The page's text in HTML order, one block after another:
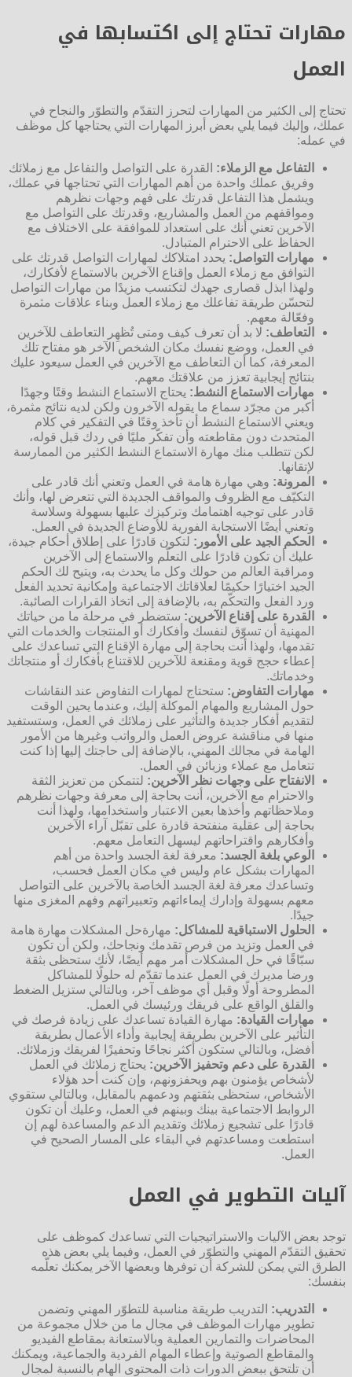
مهارات تحتاج إلى اكتسابها في
العمل
تحتاج إلى الكثير من المهارات لتحرز التقدّم والتطوّر والنجاح في
عملك، وإليك فيما يلي بعض أبرز المهارات التي يحتاجها كل موظف
في عمله:
التفاعل مع الزملاء: القدرة على التواصل والتفاعل مع زملائك
وفريق عملك واحدة من أهم المهارات التي تحتاجها في عملك،
ويشمل هذا التفاعل قدرتك على فهم وجهات نظرهم
ومواقفهم من العمل والمشاريع، وقدرتك على التواصل مع
الآخرين تعني أنك على استعداد للموافقة على الاختلاف مع
الحفاظ على الاحترام المتبادل.
مهارات التواصل: يحدد امتلاكك لمهارات التواصل قدرتك على
التوافق مع زملاء العمل وإقناع الآخرين بالاستماع لأفكارك،
ولهذا ابذل قصارى جهدك لتكتسب مزيدًا من مهارات التواصل
لتحسّن طريقة تفاعلك مع زملاء العمل وبناء علاقات مثمرة
وفعّالة معهم.
التعاطف: لا بد أن تعرف كيف ومتى تُظهِر التعاطف للآخرين
في العمل، ووضع نفسك مكان الشخص الآخر هو مفتاح تلك
المعرفة، كما أن التعاطف مع الآخرين في العمل سيعود عليك
بنتائج إيجابية تعزز من علاقتك معهم.
مهارات الاستماع النشط: يحتاج الاستماع النشط وقتًا وجهدًا
أكبر من مجرّد سماع ما يقوله الآخرون ولكن لديه نتائج مثمرة،
ويعني الاستماع النشط أن تأخذ وقتًا في التفكير في كلام
المتحدث دون مقاطعته وأن تفكّر مليًا في ردك قبل قوله،
لكن تتطلب منك مهارة الاستماع النشط الكثير من الممارسة
لإتقانها.
المرونة: وهي مهارة هامة في العمل وتعني أنك قادر على
التكيّف مع الظروف والمواقف الجديدة التي تتعرض لها، وأنك
قادر على توجيه اهتمامك وتركيزك عليها بسهولة وسلاسة
وتعني أيضًا الاستجابة الفورية للأوضاع الجديدة في العمل.
الحكم الجيد على الأمور: لتكون قادرًا على إطلاق أحكام جيدة،
عليك أن تكون قادرًا على التعلّم والاستماع إلى الآخرين
ومراقبة العالم من حولك وكل ما يحدث به، ويتيح لك الحكم
الجيد اختيارًا حكيمًا لعلاقاتك الاجتماعية وإمكانية تحديد الفعل
ورد الفعل والتحكّم به، بالإضافة إلى اتخاذ القرارات الصائبة.
القدرة على إقناع الآخرين: ستضطر في مرحلة ما من حياتك
المهنية أن تسوّق لنفسك وأفكارك أو المنتجات والخدمات التي
تقدمها، ولهذا أنت بحاجة إلى مهارة الإقناع التي تساعدك على
إعطاء حجج قوية ومقنعة للآخرين للاقتناع بأفكارك أو منتجاتك
وخدماتك.
مهارات التفاوض: ستحتاج لمهارات التفاوض عند النقاشات
حول المشاريع والمهام الموكلة إليك، وعندما يحين الوقت
لتقديم أفكار جديدة والتأثير على زملائك في العمل، وستستفيد
منها في مناقشة عروض العمل والرواتب وغيرها من الأمور
الهامة في مجالك المهني، بالإضافة إلى حاجتك إليها إذا كنت
تتعامل مع عملاء وزبائن في العمل.
الانفتاح على وجهات نظر الآخرين: لتتمكن من تعزيز الثقة
والاحترام مع الآخرين، أنت بحاجة إلى معرفة وجهات نظرهم
وملاحظاتهم وأخذها بعين الاعتبار واستخدامها، ولهذا أنت
بحاجة إلى عقلية منفتحة قادرة على تقبّل آراء الآخرين
وأفكارهم واقتراحاتهم ليسهل التعامل معهم.
الوعي بلغة الجسد: معرفة لغة الجسد واحدة من أهم
المهارات بشكل عام وليس في مكان العمل فحسب،
وتساعدك معرفة لغة الجسد الخاصة بالآخرين على التواصل
معهم بسهولة وإدارك إيماءاتهم وتعبيراتهم وفهم المغزى منها
جيدًا.
الحلول الاستباقية للمشاكل: مهارةحل المشكلات مهارة هامة
في العمل وتزيد من فرص تقدمك ونجاحك، ولكن أن تكون
سبّاقًا في حل المشكلات أمر مهم أيضًا، لأنك ستحظى بثقة
ورضا مديرك في العمل عندما تقدّم له حلولًا للمشاكل
المطروحة أولًا وقبل أي موظف آخر، وبالتالي ستزيل الضغط
والقلق الواقع على فريقك ورئيسك في العمل.
مهارات القيادة: مهارة القيادة تساعدك على زيادة فرصك في
التأثير على الآخرين بطريقة إيجابية وأداء الأعمال بطريقة
أفضل، وبالتالي ستكون أكثر نجاحًا وتحفيزًا لفريقك وزملائك.
القدرة على دعم وتحفيز الآخرين: يحتاج زملائك في العمل
لأشخاص يؤمنون بهم ويحفزونهم، وإن كنت أحد هؤلاء
الأشخاص، ستحظى بثقتهم ودعمهم بالمقابل، وبالتالي ستقوي
الروابط الاجتماعية بينك وبينهم في العمل، وعليك أن تكون
قادرًا على تشجيع زملائك وتقديم الدعم والمساعدة لهم إن
استطعت ومساعدتهم في البقاء على المسار الصحيح في
العمل.
آليات التطوير في العمل
توجد بعض الآليات والاستراتيجيات التي تساعدك كموظف على
تحقيق التقدّم المهني والتطوّر في العمل، وفيما يلي بعض هذه
الطرق التي يمكن للشركة أن توفرها وبعضها الآخر يمكنك تعلّمه
بنفسك:
التدريب: التدريب طريقة مناسبة للتطوّر المهني وتضمن
تطوير مهارات الموظف في مجال ما من خلال مجموعة من
المحاضرات والتمارين العملية وبالاستعانة بمقاطع الفيديو
والمقاطع الصوتية وإعطاء المهام الفردية والجماعية، ويمكنك
أن تلتحق ببعض الدورات ذات المحتوى الهام بالنسبة لمجال